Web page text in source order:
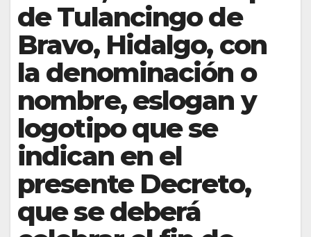
de Tulancingo de
Bravo, Hidalgo, con
la denominación o
nombre, eslogan y
logotipo que se
indican en el
presente Decreto,
que se deberá